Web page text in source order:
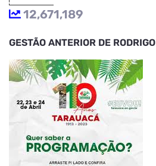
12,671,189
GESTÃO ANTERIOR DE RODRIGO